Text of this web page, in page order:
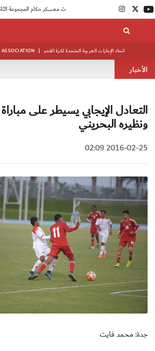
|
| اتحاد الإمارات العربية المتحدة لكرة القدم
الأخبار
التعادل الإيجابي يسيطر على
ونظيره البحريني
2016-02-25 02:09
جدة: محمد فايت